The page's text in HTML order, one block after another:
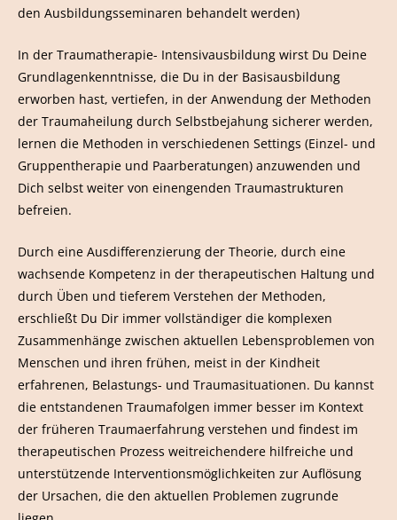
den Ausbildungsseminaren behandelt werden)
In der Traumatherapie- Intensivausbildung wirst Du Deine
Grundlagenkenntnisse, die Du in der Basisausbildung
erworben hast, vertiefen, in der Anwendung der Methoden
der Traumaheilung durch Selbstbejahung sicherer werden,
lernen die Methoden in verschiedenen Settings (Einzel- und
Gruppentherapie und Paarberatungen) anzuwenden und
Dich selbst weiter von einengenden Traumastrukturen
befreien.
Durch eine Ausdifferenzierung der Theorie, durch eine
wachsende Kompetenz in der therapeutischen Haltung und
durch Üben und tieferem Verstehen der Methoden,
erschließt Du Dir immer vollständiger die komplexen
Zusammenhänge zwischen aktuellen Lebensproblemen von
Menschen und ihren frühen, meist in der Kindheit
erfahrenen, Belastungs- und Traumasituationen. Du kannst
die entstandenen Traumafolgen immer besser im Kontext
der früheren Traumaerfahrung verstehen und findest im
therapeutischen Prozess weitreichendere hilfreiche und
unterstützende Interventionsmöglichkeiten zur Auflösung
der Ursachen, die den aktuellen Problemen zugrunde